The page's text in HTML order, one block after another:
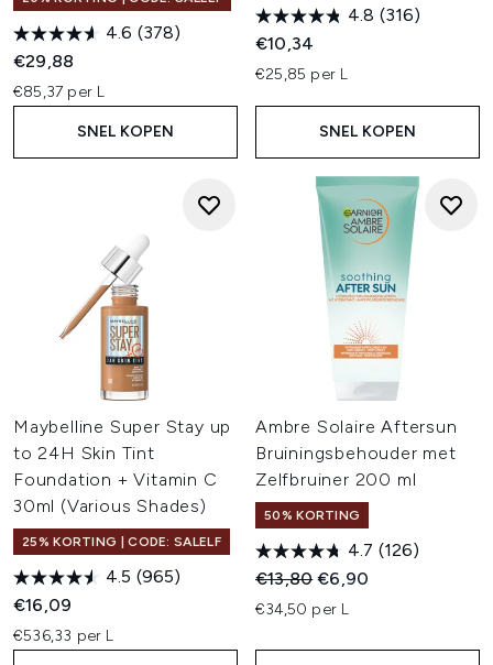
4.6 (378)
€29,88
€85,37 per L
SNEL KOPEN
4.8 (316)
€10,34
€25,85 per L
SNEL KOPEN
Maybelline Super Stay up
to 24H Skin Tint
Foundation + Vitamin C
30ml (Various Shades)
25% KORTING | CODE: SALELF
4.5 (965)
€16,09
€536,33 per L
Ambre Solaire Aftersun
Bruiningsbehouder met
Zelfbruiner 200 ml
50% KORTING
4.7 (126)
Recommended Retail Price:
€13,80Huidige prijs:
€6,90
€34,50 per L